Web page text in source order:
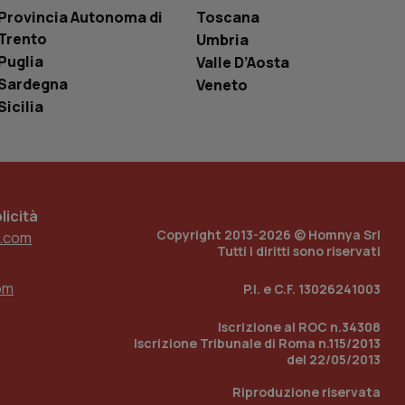
Autonoma di
Toscana
Umbria
Valle D’Aosta
Veneto
Copyright 2013-2026 © Homnya Srl
Tutti i diritti sono riservati
P.I. e C.F. 13026241003
Iscrizione al ROC n.34308
Iscrizione Tribunale di Roma n.115/2013
del 22/05/2013
Riproduzione riservata
un numero
sito, ma un
di accesso per
Analytics
per mantenere
incorporati
del sito web sta
di
incorporati